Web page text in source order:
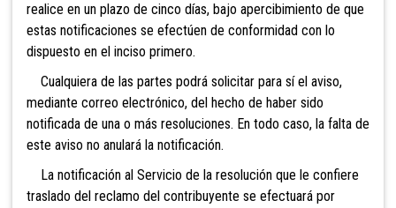
realice en un plazo de cinco días, bajo apercibimiento de que
estas notificaciones se efectúen de conformidad con lo
dispuesto en el inciso primero.
Cualquiera de las partes podrá solicitar para sí el aviso,
mediante correo electrónico, del hecho de haber sido
notificada de una o más resoluciones. En todo caso, la falta de
este aviso no anulará la notificación.
La notificación al Servicio de la resolución que le confiere
traslado del reclamo del contribuyente se efectuará por